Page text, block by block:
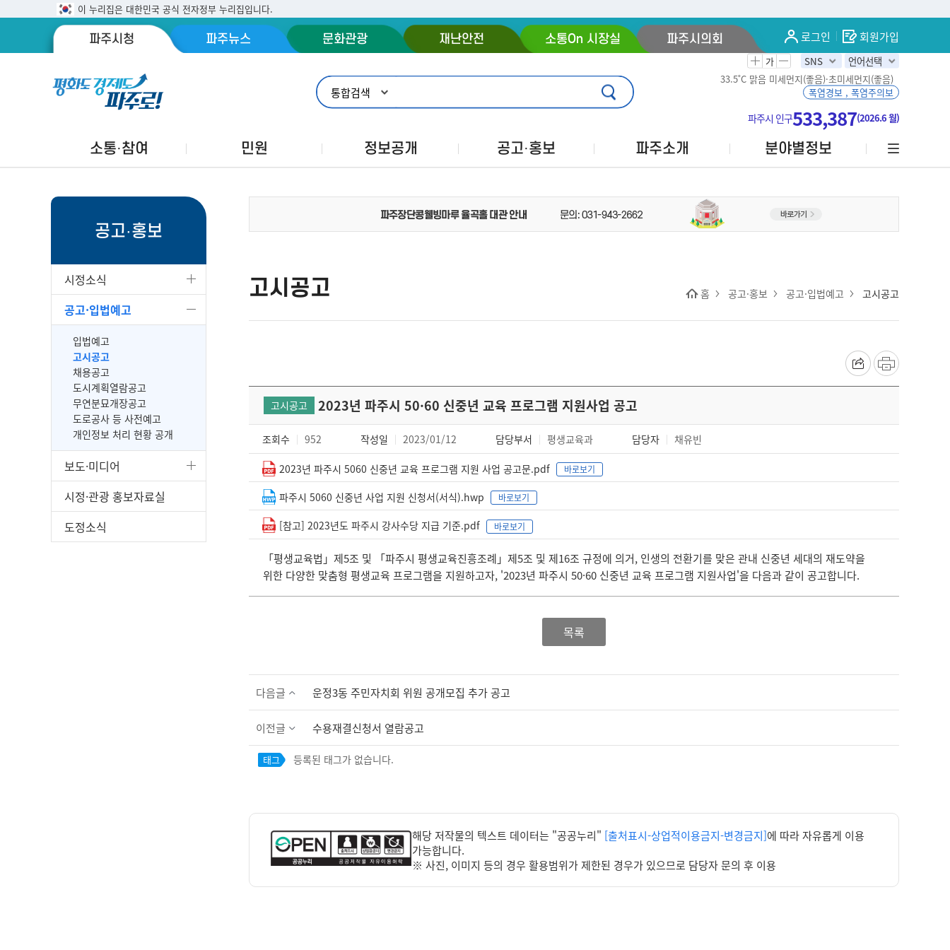
이 누리집은 대한민국 공식 전자정부 누리집입니다.
파주시청 파주뉴스 문화관광 재난안전 소통On 시장실 파주시의회 로그인 회원가입
가 SNS 언어선택
폭염경보 , 폭염주의보
33.5˚C 맑음 미세먼지(좋음)·초미세먼지(좋음)
파주시 인구533,387(2026.6 월)
소통·참여 민원 정보공개 공고·홍보 파주소개 분야별정보
공고·홍보
시정소식
공고·입법예고
입법예고
고시공고
채용공고
도시계획열람공고
무연분묘개장공고
도로공사 등 사전예고
개인정보 처리 현황 공개
보도·미디어
시정·관광 홍보자료실
도정소식
고시공고 홈 공고·홍보 공고·입법예고 고시공고
고시공고 2023년 파주시 50·60 신중년 교육 프로그램 지원사업 공고
조회수 952 작성일 2023/01/12 담당부서 평생교육과 담당자 채유빈
2023년 파주시 5060 신중년 교육 프로그램 지원 사업 공고문.pdf 바로보기
파주시 5060 신중년 사업 지원 신청서(서식).hwp 바로보기
[참고] 2023년도 파주시 강사수당 지급 기준.pdf 바로보기
「평생교육법」제5조 및 「파주시 평생교육진흥조례」제5조 및 제16조 규정에 의거, 인생의 전환기를 맞은 관내 신중년 세대의 재도약을
위한 다양한 맞춤형 평생교육 프로그램을 지원하고자, '2023년 파주시 50·60 신중년 교육 프로그램 지원사업'을 다음과 같이 공고합니다.
목록
다음글 운정3동 주민자치회 위원 공개모집 추가 공고
이전글 수용재결신청서 열람공고
태그 등록된 태그가 없습니다.
해당 저작물의 텍스트 데이터는 "공공누리" [출처표시-상업적이용금지-변경금지]에 따라 자유롭게 이용
가능합니다.
※ 사진, 이미지 등의 경우 활용범위가 제한된 경우가 있으므로 담당자 문의 후 이용